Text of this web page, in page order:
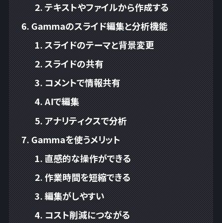
テキストやファイルから作成する
Gammaのスライド編集と分析機能
スライドのテーマと背景変更
スライドの共有
コメントで情報共有
AIで編集
アナリティクスで分析
Gammaを使うメリット
直感的な操作ができる
作業時間を短縮できる
編集がしやすい
コスト削減につながる